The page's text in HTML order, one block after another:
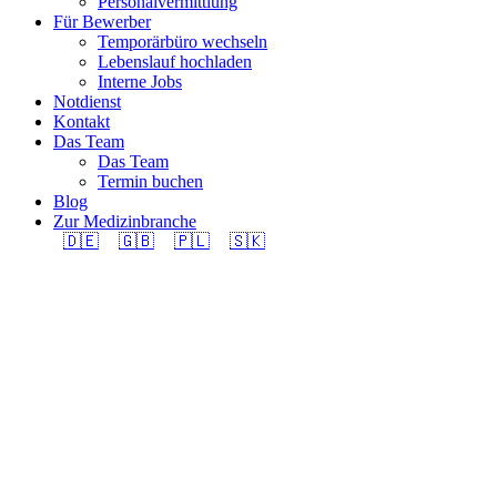
Für Bewerber
Temporärbüro wechseln
Lebenslauf hochladen
Interne Jobs
Notdienst
Kontakt
Das Team
Das Team
Termin buchen
Blog
Zur Medizinbranche
🇩🇪
🇬🇧 🇵🇱 🇸🇰